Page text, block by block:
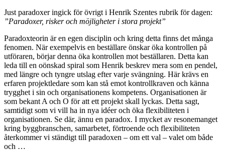
Just paradoxer ingick för övrigt i Henrik Szentes rubrik för dagen:
”Paradoxer, risker och möjligheter i stora projekt”
Paradoxteorin är en egen disciplin och kring detta finns det många
fenomen. När exempelvis en beställare önskar öka kontrollen på
utföraren, börjar denna öka kontrollen mot beställaren. Detta kan
leda till en oönskad spiral som Henrik beskrev mera som en pendel,
med längre och tyngre utslag efter varje svängning. Här krävs en
erfaren projektledare som kan stå emot kontrollkraven och känna
trygghet i sin och organisationens kompetens. Organisationen är
som bekant A och O för att ett projekt skall lyckas. Detta sagt,
samtidigt som vi vill ha in nya idéer och öka flexibiliteten i
organisationen. Se där, ännu en paradox. I mycket av resonemanget
kring byggbranschen, samarbetet, förtroende och flexibiliteten
återkommer vi ständigt till paradoxen – om ett val – valet om både
och …